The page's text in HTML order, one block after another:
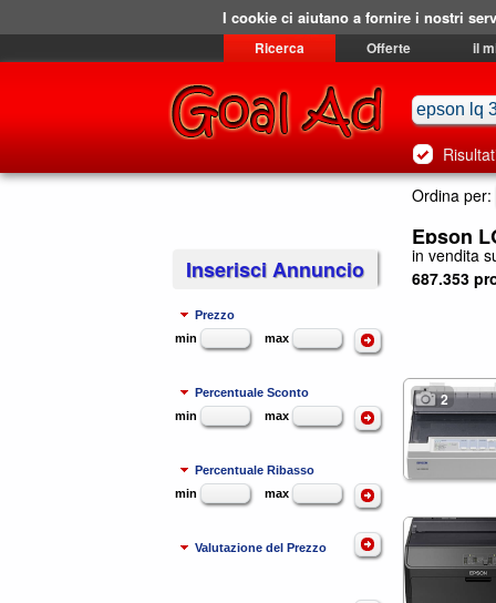
Ricerca Offerte il
Ordina per:
Epson
in vendita
687.353
Inserisci Annuncio
Prezzo
min
max
Percentuale Sconto
min
max
Percentuale Ribasso
min
max
Valutazione del Prezzo
2
I cookie ci aiutano a fornire i nostri